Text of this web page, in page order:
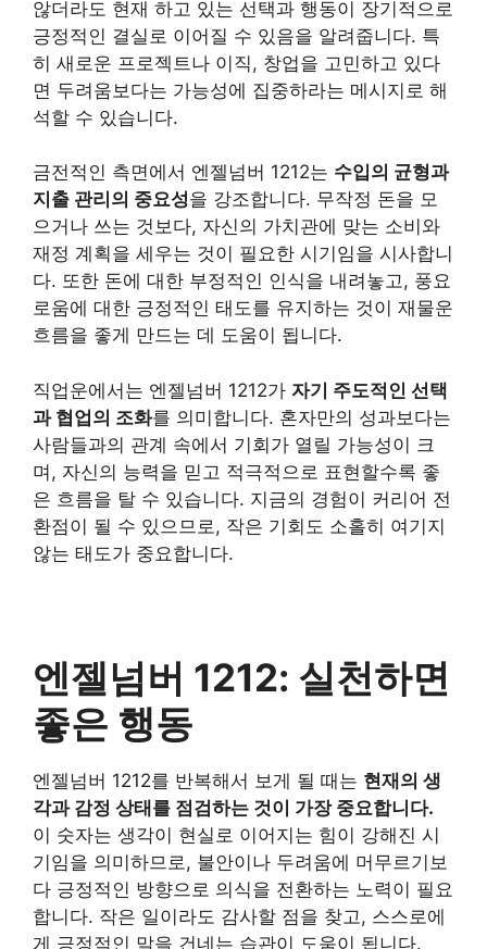
않더라도 현재 하고 있는 선택과 행동이 장기적으로
긍정적인 결실로 이어질 수 있음을 알려줍니다. 특
히 새로운 프로젝트나 이직, 창업을 고민하고 있다
면 두려움보다는 가능성에 집중하라는 메시지로 해
석할 수 있습니다.
금전적인 측면에서 엔젤넘버 1212는 수입의 균형과
지출 관리의 중요성을 강조합니다. 무작정 돈을 모
으거나 쓰는 것보다, 자신의 가치관에 맞는 소비와
재정 계획을 세우는 것이 필요한 시기임을 시사합니
다. 또한 돈에 대한 부정적인 인식을 내려놓고, 풍요
로움에 대한 긍정적인 태도를 유지하는 것이 재물운
흐름을 좋게 만드는 데 도움이 됩니다.
직업운에서는 엔젤넘버 1212가 자기 주도적인 선택
과 협업의 조화를 의미합니다. 혼자만의 성과보다는
사람들과의 관계 속에서 기회가 열릴 가능성이 크
며, 자신의 능력을 믿고 적극적으로 표현할수록 좋
은 흐름을 탈 수 있습니다. 지금의 경험이 커리어 전
환점이 될 수 있으므로, 작은 기회도 소홀히 여기지
않는 태도가 중요합니다.
엔젤넘버 1212: 실천하면
좋은 행동
엔젤넘버 1212를 반복해서 보게 될 때는 현재의 생
각과 감정 상태를 점검하는 것이 가장 중요합니다.
이 숫자는 생각이 현실로 이어지는 힘이 강해진 시
기임을 의미하므로, 불안이나 두려움에 머무르기보
다 긍정적인 방향으로 의식을 전환하는 노력이 필요
합니다. 작은 일이라도 감사할 점을 찾고, 스스로에
게 긍정적인 말을 건네는 습관이 도움이 됩니다.